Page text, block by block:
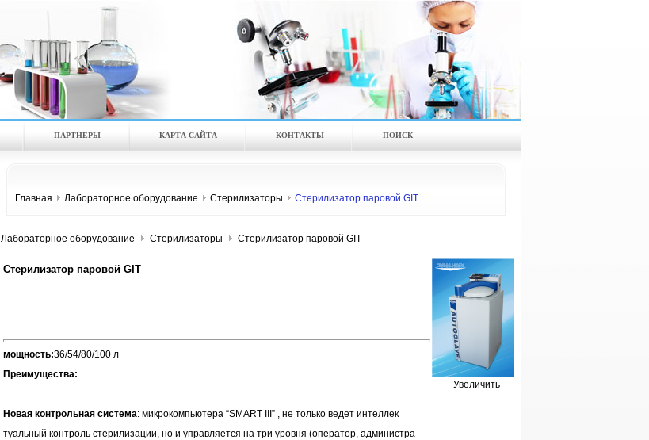
ПАРТНЕРЫ КАРТА САЙТА КОНТАКТЫ ПОИСК
Главная Лабораторное оборудование Стерилизаторы Стерилизатор паровой GIT
Лабораторное оборудование Стерилизаторы Стерилизатор паровой GIT
Стерилизатор паровой GIT
Увеличить
мощность:36/54/80/100 л
Преимущества:
Новая контрольная система: микрокомпьютера “SMART III” , не только ведет интеллек
туальный контроль стерилизации, но и управляется на три уровня (оператор, администра